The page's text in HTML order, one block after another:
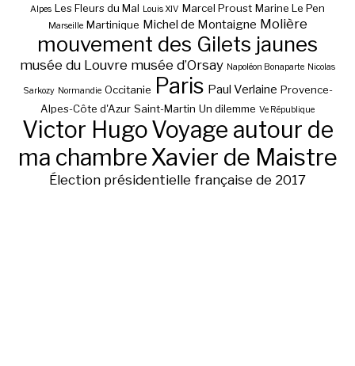
Alpes Les Fleurs du Mal Louis XIV Marcel Proust Marine Le Pen
Marseille Martinique Michel de Montaigne Molière
mouvement des Gilets jaunes
musée du Louvre musée d’Orsay Napoléon Bonaparte Nicolas
Sarkozy Normandie Occitanie Paris Paul Verlaine Provence-
Alpes-Côte d'Azur Saint-Martin Un dilemme Ve République
Victor HugoVoyage autour de
ma chambre Xavier de Maistre
Élection présidentielle française de 2017